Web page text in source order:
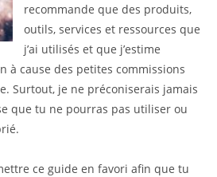
recommande que des produits,
outils, services et ressources que
j’ai utilisés et que j’estime
à cause des petites commissions
Surtout, je ne préconiserais jamais
que tu ne pourras pas utiliser ou
ce guide en favori afin que tu